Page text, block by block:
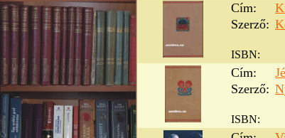
Cím:
Szerző:
ISBN:
Cím:
Szerző:
ISBN: